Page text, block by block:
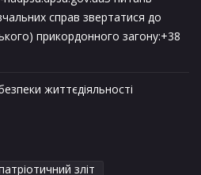
справ звертатися до
прикордонного загону:+38
життєдіяльності
зліт